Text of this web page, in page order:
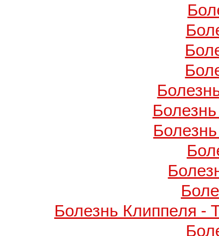
Болезнь Клиппеля -